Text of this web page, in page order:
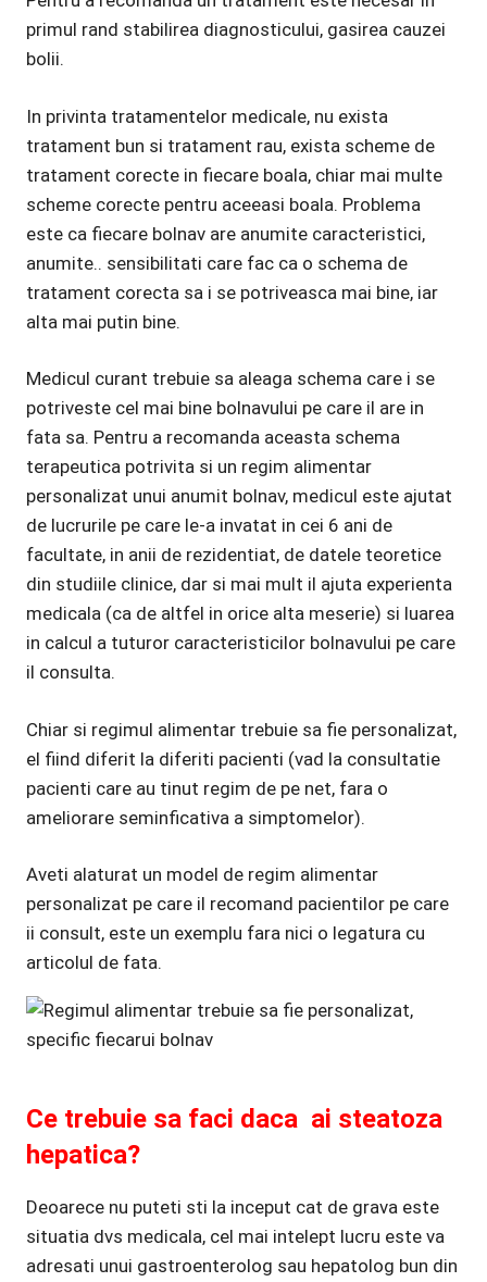
primul rand stabilirea diagnosticului, gasirea cauzei
bolii.
In privinta tratamentelor medicale, nu exista
tratament bun si tratament rau, exista scheme de
tratament corecte in fiecare boala, chiar mai multe
scheme corecte pentru aceeasi boala. Problema
este ca fiecare bolnav are anumite caracteristici,
anumite.. sensibilitati care fac ca o schema de
tratament corecta sa i se potriveasca mai bine, iar
alta mai putin bine.
Medicul curant trebuie sa aleaga schema care i se
potriveste cel mai bine bolnavului pe care il are in
fata sa. Pentru a recomanda aceasta schema
terapeutica potrivita si un regim alimentar
personalizat unui anumit bolnav, medicul este ajutat
de lucrurile pe care le-a invatat in cei 6 ani de
facultate, in anii de rezidentiat, de datele teoretice
din studiile clinice, dar si mai mult il ajuta experienta
medicala (ca de altfel in orice alta meserie) si luarea
in calcul a tuturor caracteristicilor bolnavului pe care
il consulta.
Chiar si regimul alimentar trebuie sa fie personalizat,
el fiind diferit la diferiti pacienti (vad la consultatie
pacienti care au tinut regim de pe net, fara o
ameliorare seminficativa a simptomelor).
Aveti alaturat un model de regim alimentar
personalizat pe care il recomand pacientilor pe care
ii consult, este un exemplu fara nici o legatura cu
articolul de fata.
Ce trebuie sa faci daca ai steatoza
hepatica?
Deoarece nu puteti sti la inceput cat de grava este
situatia dvs medicala, cel mai intelept lucru este va
adresati unui gastroenterolog sau hepatolog bun din